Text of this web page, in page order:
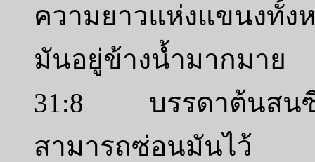
ความยาวแห่งแขนงทั้
มันอยู่ข้างน้ำมากมาย
31:8 บรรดาต้นสนซีด
สามารถซ่อนมันไว้